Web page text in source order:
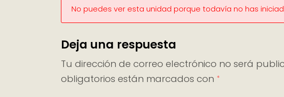
No puedes ver esta unidad porque todavía no has
Deja una respuesta
Tu dirección de correo electrónico no será
obligatorios están marcados con *